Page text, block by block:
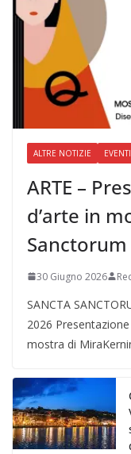
ALTRE NOTIZIE EVENTI
ARTE –
d’arte in
Sanctorum
30 Giugno 2026
SANCTA
2026
mostra di